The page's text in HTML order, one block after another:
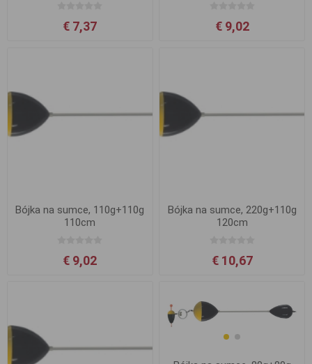
€ 7,37 € 9,02
Bójka na sumce, 110g+110g
110cm
€ 9,02
Bójka na sumce, 220g+110g
120cm
€ 10,67